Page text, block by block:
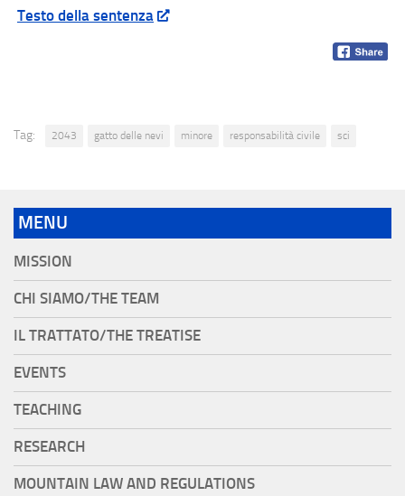
Testo della sentenza
Tag: 2043 gatto delle nevi minore responsabilità civile sci
MENU
MISSION
CHI SIAMO/THE TEAM
IL TRATTATO/THE TREATISE
EVENTS
TEACHING
RESEARCH
MOUNTAIN LAW AND REGULATIONS